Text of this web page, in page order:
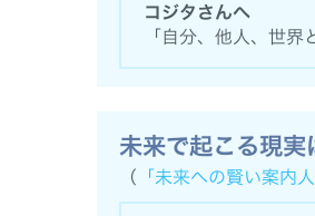
コジタさんへ
「自分、他人、世
未来で起こる現実
（ 「未来への賢い案内人